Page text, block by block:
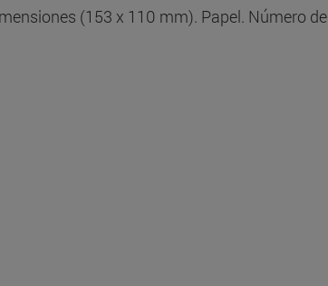
(153 x 110 mm). Papel. Número de